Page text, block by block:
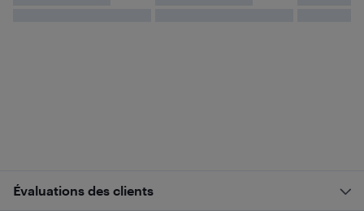
Évaluations des clients